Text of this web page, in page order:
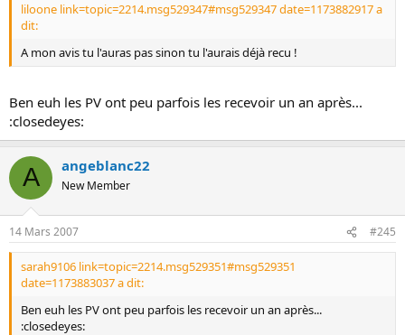
liloone link=topic=2214.msg529347#msg529347 date=1173882917 a
dit:
A mon avis tu l'auras pas sinon tu l'aurais déjà recu !
Ben euh les PV ont peu parfois les recevoir un an après...
:closedeyes:
A angeblanc22
New Member
14 Mars 2007 #245
sarah9106 link=topic=2214.msg529351#msg529351
date=1173883037 a dit:
Ben euh les PV ont peu parfois les recevoir un an après...
:closedeyes: